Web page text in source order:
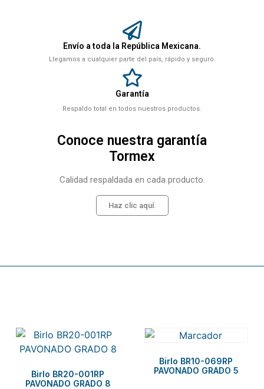
Envío a toda la República Mexicana.
Llegamos a cualquier parte del país, rápido y seguro.
Garantía
Respaldo total en todos nuestros productos.
Conoce nuestra garantía
Tormex
Calidad respaldada en cada producto.
Haz clic aquí.
Birlo BR20-001RP
PAVONADO GRADO 8
Birlo BR10-069RP
PAVONADO GRADO 5